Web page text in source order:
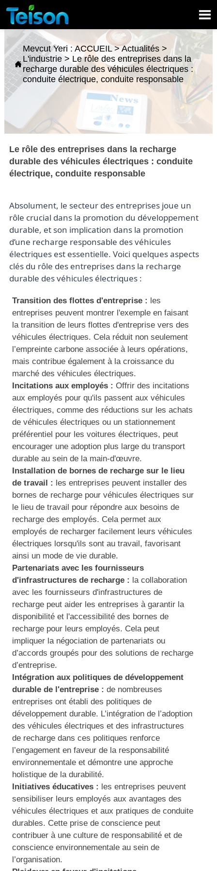


Mevcut Yeri :ACCUEIL>Actualités>
L'industrie> Le rôle des entreprises dans la
recharge durable des véhicules électriques :
conduite électrique, conduite responsable
Le rôle des entreprises dans la recharge
durable des véhicules électriques : conduite
électrique, conduite responsable
Absolument, le secteur des entreprises joue un
rôle crucial dans la promotion du développement
durable, et son implication dans la promotion
d’une recharge responsable des véhicules
électriques est essentielle. Voici quelques aspects
clés du rôle des entreprises dans la recharge
durable des véhicules électriques :
Transition des flottes d'entreprise : les
entreprises peuvent montrer l'exemple en faisant
la transition de leurs flottes d'entreprise vers des
véhicules électriques. Cela réduit non seulement
l’empreinte carbone associée à leurs opérations,
mais contribue également à la croissance du
marché des véhicules électriques.
Incitations aux employés : Offrir des incitations
aux employés pour qu'ils passent aux véhicules
électriques, comme des réductions sur les achats
de véhicules électriques ou un stationnement
préférentiel pour les voitures électriques, peut
encourager une adoption plus large du transport
durable au sein de la main-d'œuvre.
Installation de bornes de recharge sur le lieu
de travail : les entreprises peuvent installer des
bornes de recharge pour véhicules électriques sur
le lieu de travail pour répondre aux besoins de
recharge des employés. Cela permet aux
employés de recharger facilement leurs véhicules
électriques lorsqu'ils sont au travail, favorisant
ainsi un mode de vie durable.
Partenariats avec les fournisseurs
d'infrastructures de recharge : la collaboration
avec les fournisseurs d'infrastructures de
recharge peut aider les entreprises à garantir la
disponibilité et l'accessibilité des bornes de
recharge pour leurs employés. Cela peut
impliquer la négociation de partenariats ou
d’accords groupés pour des solutions de recharge
d’entreprise.
Intégration aux politiques de développement
durable de l'entreprise : de nombreuses
entreprises ont établi des politiques de
développement durable. L’intégration de l’adoption
des véhicules électriques et des infrastructures
de recharge dans ces politiques renforce
l’engagement en faveur de la responsabilité
environnementale et démontre une approche
holistique de la durabilité.
Initiatives éducatives : les entreprises peuvent
sensibiliser leurs employés aux avantages des
véhicules électriques et aux pratiques de conduite
durables. Cette prise de conscience peut
contribuer à une culture de responsabilité et de
conscience environnementale au sein de
l’organisation.